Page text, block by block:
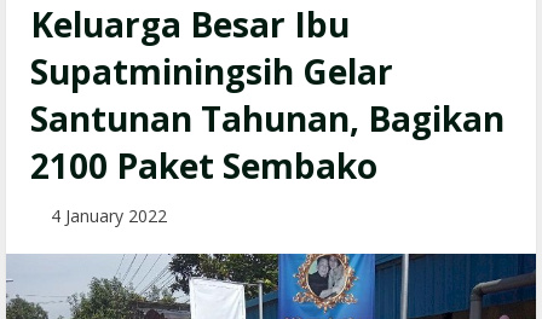
Keluarga Besar Ibu
Supatminingsih Gelar
Santunan Tahunan, Bagikan
2100 Paket Sembako
4 January 2022